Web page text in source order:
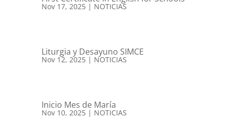
Nov 17, 2025| NOTICIAS
Liturgia y Desayuno SIMCE
Nov 12, 2025| NOTICIAS
Inicio Mes de María
Nov 10, 2025| NOTICIAS